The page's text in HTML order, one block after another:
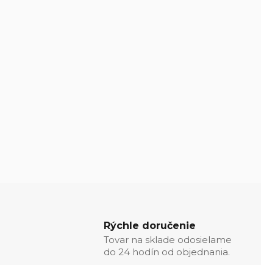
Rýchle doručenie
Tovar na sklade odosielame
do 24 hodín od objednania.